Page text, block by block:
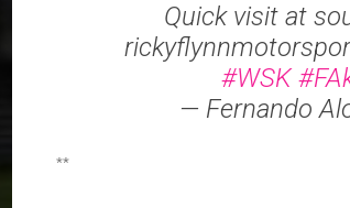
Quick visit at
#WSK
— Fernando
**